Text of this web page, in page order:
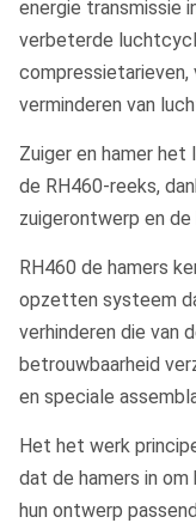
energie transmissie
verbeterde
verminderen van
Zuiger en hamer
de RH460-reeks,
zuigerontwerp en
RH460 de hamers
opzetten systeem
verhinderen die van
betrouwbaarheid
en speciale
Het het werk
dat de hamers in
hun ontwerp